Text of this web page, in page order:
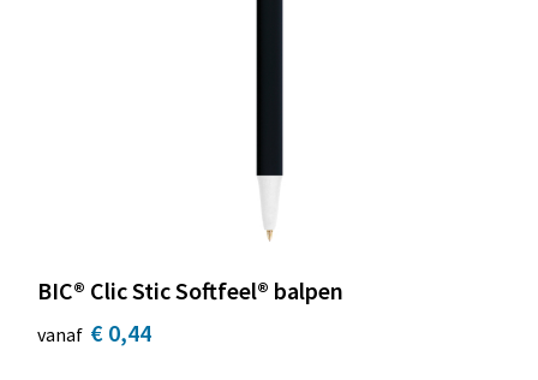
BIC® Clic Stic Softfeel® balpen
vanaf € 0,44